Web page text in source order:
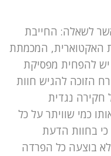
לשאלה: החייבת
האקטוארית, המכמתת
להפחית מפסיקת
הזוכה להגיש חוות
חקירה נגדית
כמי שוויתר על כל
כי בחוות הדעת
בוצעה כל הפרדה